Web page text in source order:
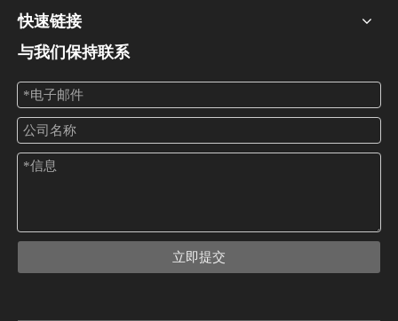
PoE分离器 (Power over Ethernet Splitter), 是以太网供电技术中
快速链接
与我们保持联系
立即提交